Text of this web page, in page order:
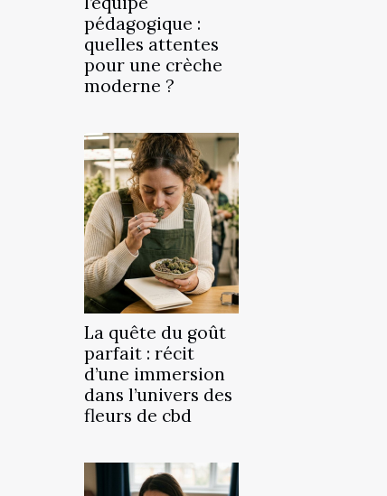
pédagogique :
quelles attentes
pour une crèche
moderne ?
La quête du goût
parfait : récit
d’une immersion
dans l’univers des
fleurs de cbd